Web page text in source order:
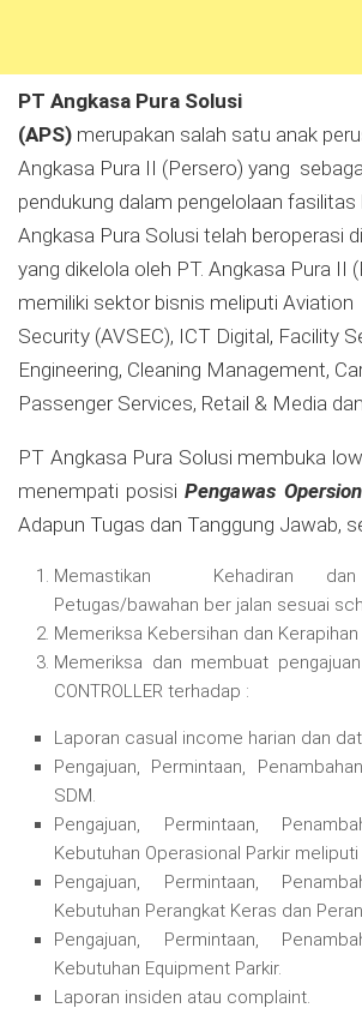
PT Angkasa Pura Solusi
(APS) merupakan salah satu anak
Angkasa Pura II (Persero) yang
pendukung dalam pengelolaan fasilitas
Angkasa Pura Solusi telah beroperasi
yang dikelola oleh PT. Angkasa Pura II
memiliki sektor bisnis meliputi Aviation
Security (AVSEC), ICT Digital, Facility
Engineering, Cleaning Management,
Passenger Services, Retail & Media
PT Angkasa Pura Solusi membuka
menempati posisiPengawas
Adapun Tugas dan Tanggung Jawab,
Memastikan Kehadiran
Petugas/bawahan ber jalan sesuai
Memeriksa Kebersihan dan Kerapihan
Memeriksa dan membuat pengajuan
CONTROLLER terhadap :
Laporan casual income harian dan
Pengajuan, Permintaan,
SDM.
Pengajuan, Permintaan,
Kebutuhan Operasional Parkir meliputi
Pengajuan, Permintaan,
Kebutuhan Perangkat Keras dan
Pengajuan, Permintaan,
Kebutuhan Equipment Parkir.
Laporan insiden atau complaint.